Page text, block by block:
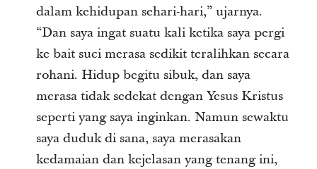
dalam kehidupan sehari-hari,” ujarnya.
“Dan saya ingat suatu kali ketika saya pergi
ke bait suci merasa sedikit teralihkan secara
rohani. Hidup begitu sibuk, dan saya
merasa tidak sedekat dengan Yesus Kristus
seperti yang saya inginkan. Namun sewaktu
saya duduk di sana, saya merasakan
kedamaian dan kejelasan yang tenang ini,